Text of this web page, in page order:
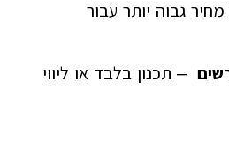
מחיר גבוה יותר עבור
– תכנון בלבד או ליווי